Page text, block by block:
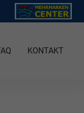
KONTAKT